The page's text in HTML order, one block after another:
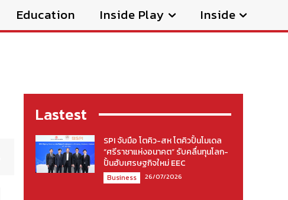
Education Inside Play Inside
Lastest
SPI จับมือ โตคิว-สห โตคิวปั้นโมเดล
“ศรีราชาแห่งอนาคต” รับคลื่นทุนโลก-
ปั้นฮับเศรษฐกิจใหม่ EEC
Business 26/07/2026